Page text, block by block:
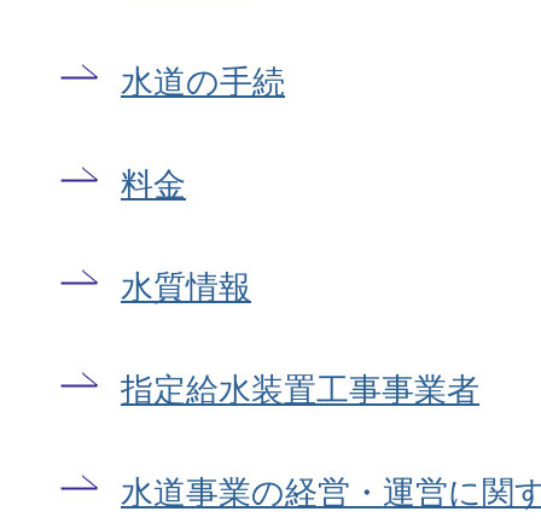
水道の手続
料金
水質情報
指定給水装置工事事業者
水道事業の経営・運営に関